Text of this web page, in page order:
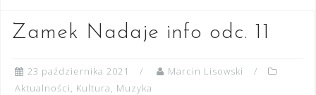
Zamek Nadaje info odc. 11
23 października 2021
Marcin Lisowski
Aktualności, Kultura, Muzyka